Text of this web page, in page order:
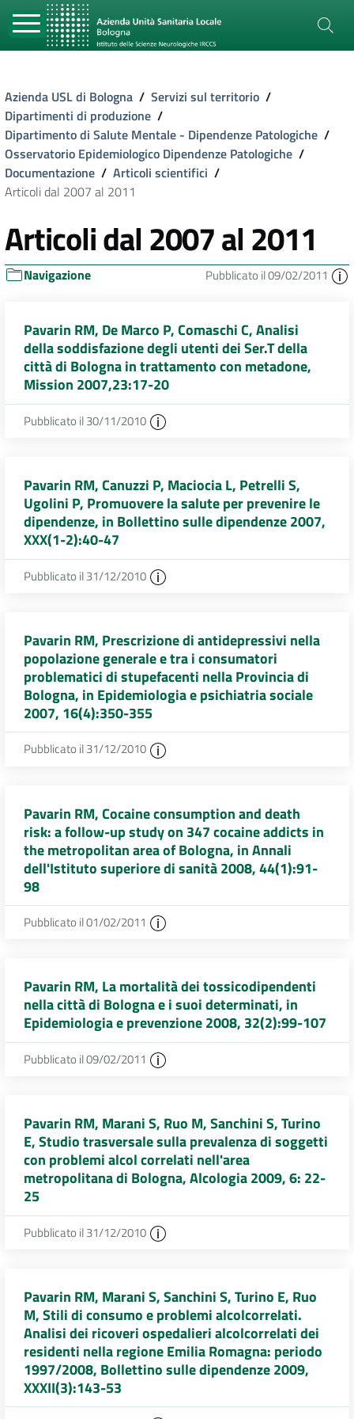
Azienda USL di Bologna / Servizi sul territorio /
Dipartimenti di produzione /
Dipartimento di Salute Mentale - Dipendenze Patologiche /
Osservatorio Epidemiologico Dipendenze Patologiche /
Documentazione / Articoli scientifici /
Articoli dal 2007 al 2011
Articoli dal 2007 al 2011
Navigazione Pubblicato il 09/02/2011
Pavarin RM, De Marco P, Comaschi C, Analisi
della soddisfazione degli utenti dei Ser.T della
città di Bologna in trattamento con metadone,
Mission 2007,23:17-20
Pubblicato il 30/11/2010
Pavarin RM, Canuzzi P, Maciocia L, Petrelli S,
Ugolini P, Promuovere la salute per prevenire le
dipendenze, in Bollettino sulle dipendenze 2007,
XXX(1-2):40-47
Pubblicato il 31/12/2010
Pavarin RM, Prescrizione di antidepressivi nella
popolazione generale e tra i consumatori
problematici di stupefacenti nella Provincia di
Bologna, in Epidemiologia e psichiatria sociale
2007, 16(4):350-355
Pubblicato il 31/12/2010
Pavarin RM, Cocaine consumption and death
risk: a follow-up study on 347 cocaine addicts in
the metropolitan area of Bologna, in Annali
dell'Istituto superiore di sanità 2008, 44(1):91-
98
Pubblicato il 01/02/2011
Pavarin RM, La mortalità dei tossicodipendenti
nella città di Bologna e i suoi determinati, in
Epidemiologia e prevenzione 2008, 32(2):99-107
Pubblicato il 09/02/2011
Pavarin RM, Marani S, Ruo M, Sanchini S, Turino
E, Studio trasversale sulla prevalenza di soggetti
con problemi alcol correlati nell'area
metropolitana di Bologna, Alcologia 2009, 6: 22-
25
Pubblicato il 31/12/2010
Pavarin RM, Marani S, Sanchini S, Turino E, Ruo
M, Stili di consumo e problemi alcolcorrelati.
Analisi dei ricoveri ospedalieri alcolcorrelati dei
residenti nella regione Emilia Romagna: periodo
1997/2008, Bollettino sulle dipendenze 2009,
XXXII(3):143-53